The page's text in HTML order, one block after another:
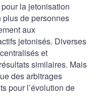
la jetonisation
de personnes
aux
jetonisés. Diverses
et
similaires. Mais
des arbitrages
pour l’évolution de